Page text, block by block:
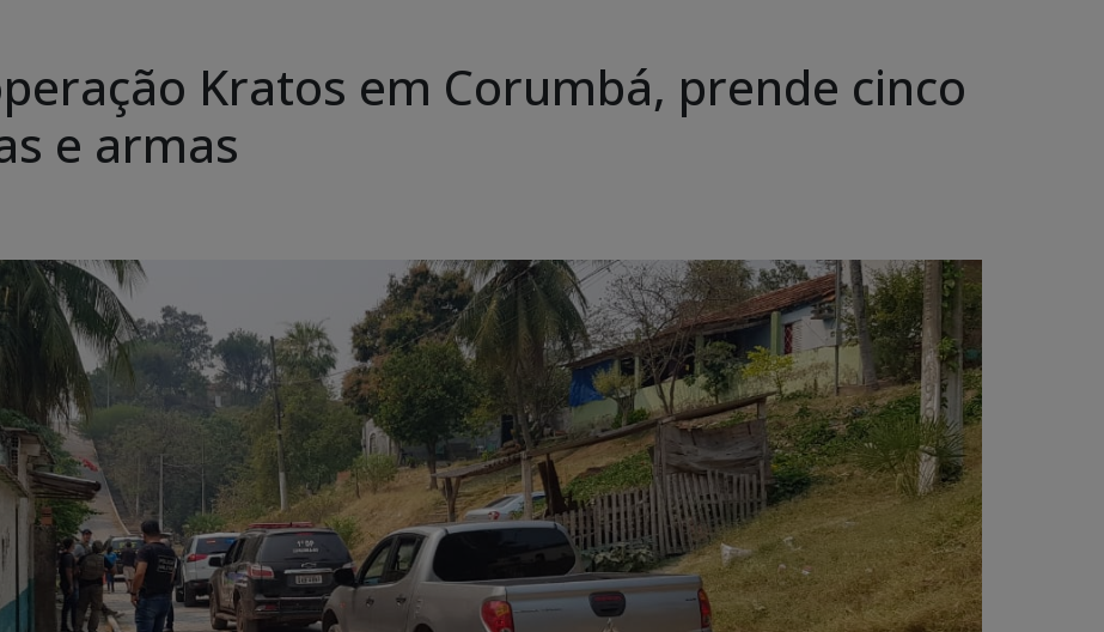
Kratos em Corumbá, prende cinco
e armas